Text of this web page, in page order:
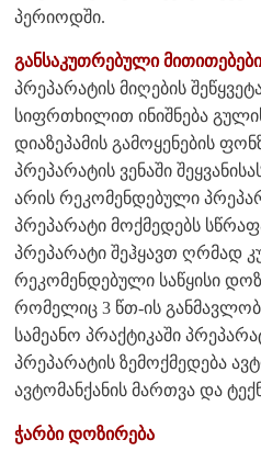
პერიოდში.
განსაკუთრებული მითითებები
პრეპარატის მიღების
სიფრთხილით ინიშნება
დიაზეპამის გამოყენების
პრეპარატის ვენაში
არის რეკომენდებული
პრეპარატი მოქმედებს
პრეპარატი შეჰყავთ ღრმად
რეკომენდებული საწყისი
რომელიც 3 წთ-ის
სამეანო პრაქტიკაში
პრეპარატის ზემოქმედება
ავტომანქანის მართვა და
ჭარბი დოზირება